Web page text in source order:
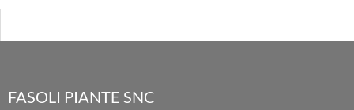
FASOLI PIANTE SNC